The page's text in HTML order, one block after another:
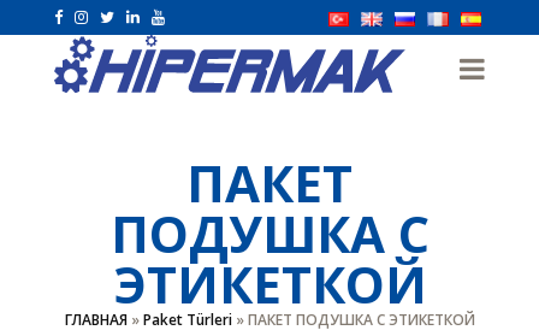
ПАКЕТ
ПОДУШКА С
ЭТИКЕТКОЙ
ГЛАВНАЯ»Paket Türleri»ПАКЕТ ПОДУШКА С ЭТИКЕТКОЙ